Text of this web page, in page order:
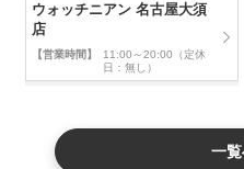
ウォッチニアン 名古屋大須
店
【営業時間】
11:00～20:00（定休
日：無し）
一